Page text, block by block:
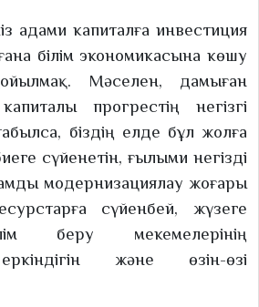
адами капиталға инвестиция
білім экономикасына көшу
Мәселен, дамыған
прогрестің негізгі
біздің елде бұл жолға
сүйенетін, ғылыми негізді
модернизациялау жоғары
сүйенбей, жүзеге
беру мекемелерінің
және өзін-өзі